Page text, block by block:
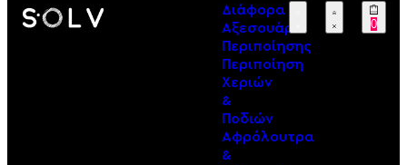
Διάφορα
Αξεσουάρ
Περιποίησης
Περιποίηση
Χεριών
&
Ποδιών
Αφρόλουτρα
&
0